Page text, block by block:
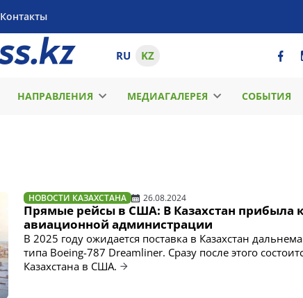
Контакты
RU KZ
НАПРАВЛЕНИЯ МЕДИАГАЛЕРЕЯ СОБЫТИЯ
НОВОСТИ КАЗАХСТАНА 26.08.2024
Прямые рейсы в США: В Казахстан прибыла
авиационной администрации
В 2025 году ожидается поставка в Казахстан
типа Boeing-787 Dreamliner. Сразу после этого
Казахстана в США.